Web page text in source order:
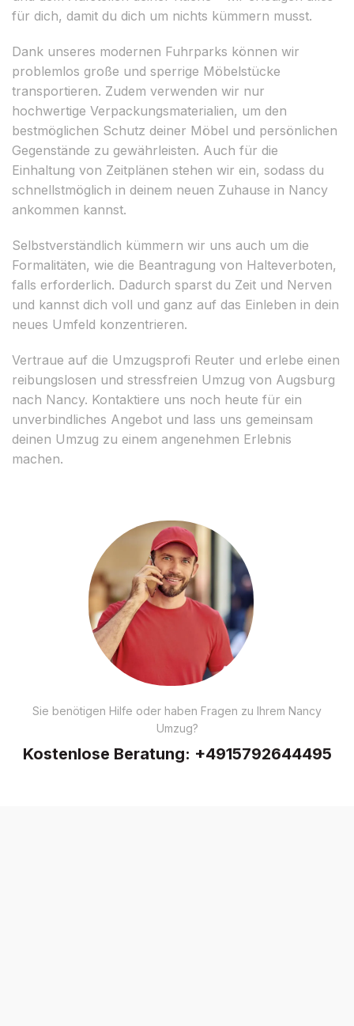
für dich, damit du dich um nichts kümmern musst.
Dank unseres modernen Fuhrparks können wir
problemlos große und sperrige Möbelstücke
transportieren. Zudem verwenden wir nur
hochwertige Verpackungsmaterialien, um den
bestmöglichen Schutz deiner Möbel und persönlichen
Gegenstände zu gewährleisten. Auch für die
Einhaltung von Zeitplänen stehen wir ein, sodass du
schnellstmöglich in deinem neuen Zuhause in Nancy
ankommen kannst.
Selbstverständlich kümmern wir uns auch um die
Formalitäten, wie die Beantragung von Halteverboten,
falls erforderlich. Dadurch sparst du Zeit und Nerven
und kannst dich voll und ganz auf das Einleben in dein
neues Umfeld konzentrieren.
Vertraue auf die Umzugsprofi Reuter und erlebe einen
reibungslosen und stressfreien Umzug von Augsburg
nach Nancy. Kontaktiere uns noch heute für ein
unverbindliches Angebot und lass uns gemeinsam
deinen Umzug zu einem angenehmen Erlebnis
machen.
Sie benötigen Hilfe oder haben Fragen zu Ihrem Nancy
Umzug?
Kostenlose Beratung: +4915792644495